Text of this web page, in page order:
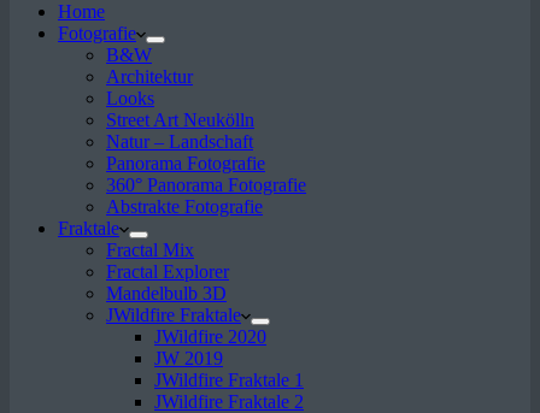
Home
Fotografie
B&W
Architektur
Looks
Street Art Neukölln
Natur – Landschaft
Panorama Fotografie
360° Panorama Fotografie
Abstrakte Fotografie
Fraktale
Fractal Mix
Fractal Explorer
Mandelbulb 3D
JWildfire Fraktale
JWildfire 2020
JW 2019
JWildfire Fraktale 1
JWildfire Fraktale 2